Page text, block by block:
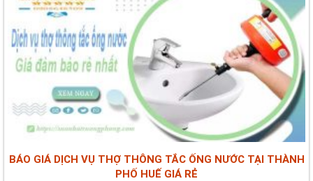
BÁO GIÁ DỊCH VỤ THỢ THÔNG TẮC ỐNG NƯỚC TẠI THÀNH
PHỐ HUẾ GIÁ RẺ